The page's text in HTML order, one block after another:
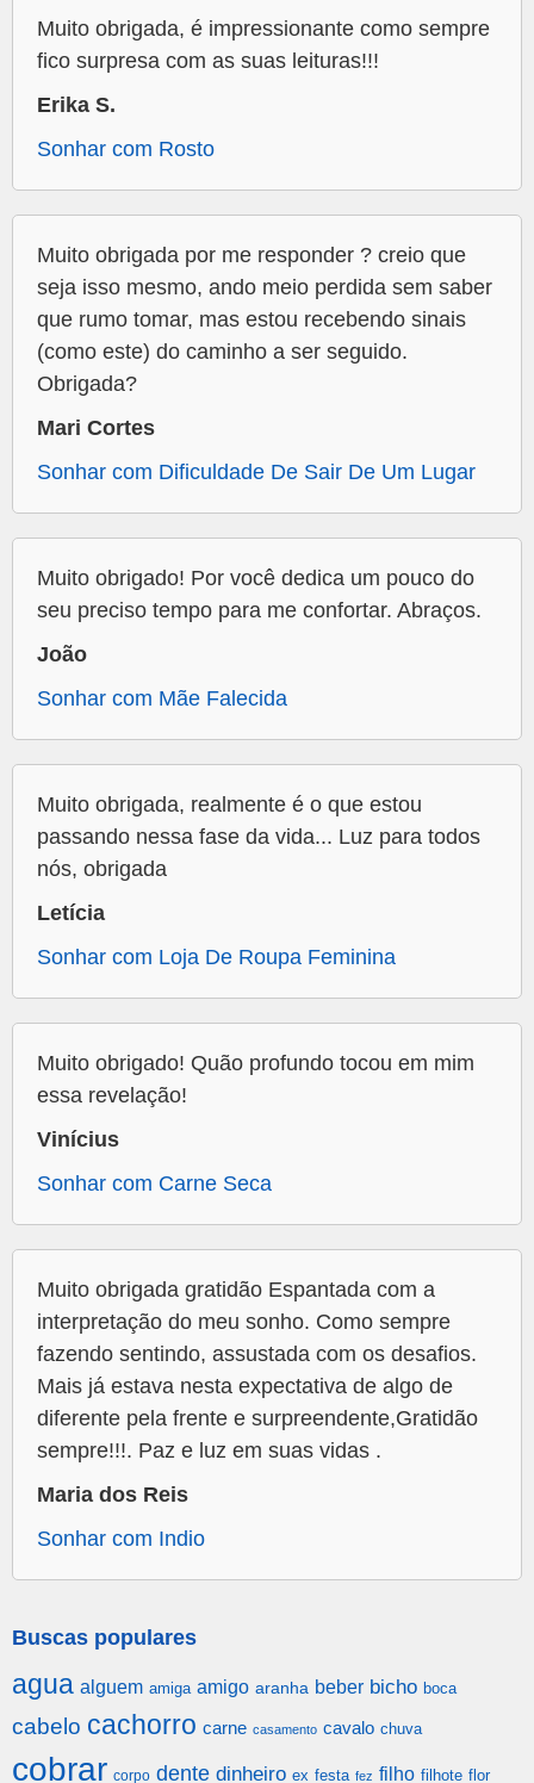
Muito obrigada, é impressionante como sempre
fico surpresa com as suas leituras!!!
Erika S.
Sonhar com Rosto
Muito obrigada por me responder ? creio que
seja isso mesmo, ando meio perdida sem saber
que rumo tomar, mas estou recebendo sinais
(como este) do caminho a ser seguido.
Obrigada?
Mari Cortes
Sonhar com Dificuldade De Sair De Um Lugar
Muito obrigado! Por você dedica um pouco do
seu preciso tempo para me confortar. Abraços.
João
Sonhar com Mãe Falecida
Muito obrigada, realmente é o que estou
passando nessa fase da vida... Luz para todos
nós, obrigada
Letícia
Sonhar com Loja De Roupa Feminina
Muito obrigado! Quão profundo tocou em mim
essa revelação!
Vinícius
Sonhar com Carne Seca
Muito obrigada gratidão Espantada com a
interpretação do meu sonho. Como sempre
fazendo sentindo, assustada com os desafios.
Mais já estava nesta expectativa de algo de
diferente pela frente e surpreendente,Gratidão
sempre!!!. Paz e luz em suas vidas .
Maria dos Reis
Sonhar com Indio
Buscas populares
agua alguem amiga amigo aranha beber bicho boca
cabelo cachorro carne casamento cavalo chuva
cobrar corpo dente dinheiro ex festa fez filho filhote flor